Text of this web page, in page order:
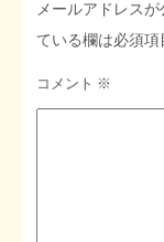
メールアドレス
ている欄は必須項
コメント ※